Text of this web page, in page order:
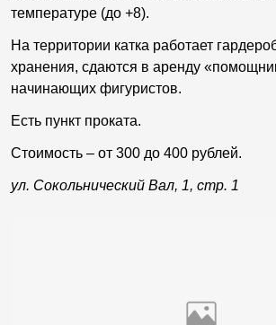
температуре (до +8).
На территории катка работает
хранения, сдаются в аренду
начинающих фигуристов.
Есть пункт проката.
Стоимость – от 300 до 400 рублей.
ул. Сокольнический Вал, 1, стр. 1